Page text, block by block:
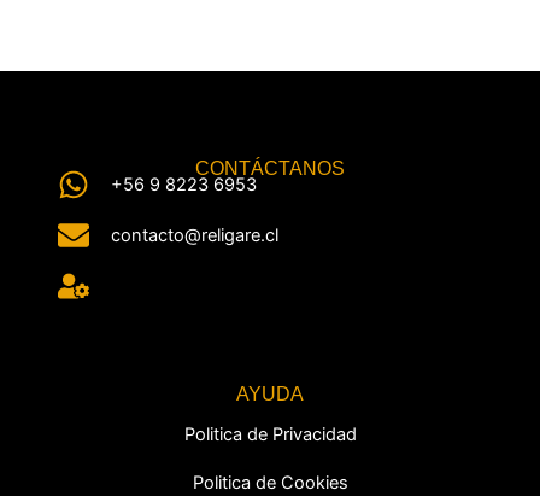
CONTÁCTANOS
+56 9 8223 6953
contacto@religare.cl
AYUDA
Politica de Privacidad
Politica de Cookies